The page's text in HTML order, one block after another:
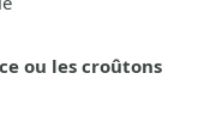
ou les croûtons